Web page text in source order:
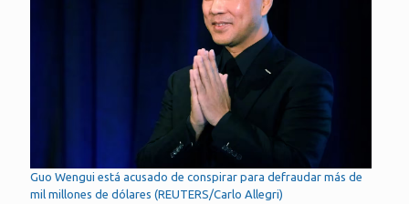
Guo Wengui está acusado de conspirar para defraudar más de
mil millones de dólares (REUTERS/Carlo Allegri)